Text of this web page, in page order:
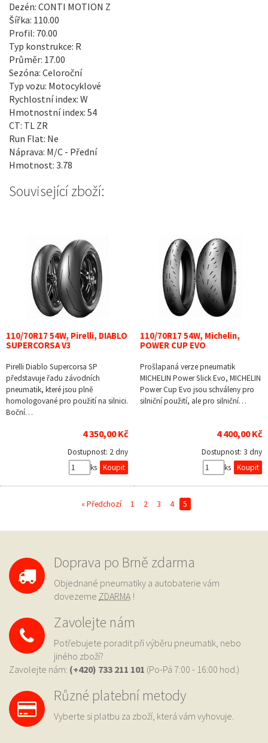
Dezén: CONTI MOTION Z
Šířka: 110.00
Profil: 70.00
Typ konstrukce: R
Průměr: 17.00
Sezóna: Celoroční
Typ vozu: Motocyklové
Rychlostní index: W
Hmotnostní index: 54
CT: TL ZR
Run Flat: Ne
Náprava: M/C - Přední
Hmotnost: 3.78
Související zboží:
110/70R17 54W, Pirelli, DIABLO
SUPERCORSA V3
Pirelli Diablo Supercorsa SP
představuje řadu závodních
pneumatik, které jsou plně
homologované pro použití na silnici.
Boční…
4 350,00 Kč
Dostupnost: 2 dny
ks
110/70R17 54W, Michelin,
POWER CUP EVO
Prošlapaná verze pneumatik
MICHELIN Power Slick Evo, MICHELIN
Power Cup Evo jsou schváleny pro
silniční použití, ale pro silniční…
4 400,00 Kč
Dostupnost: 3 dny
ks
« Předchozí 1 2 3 4 5
Doprava po Brně zdarma
Objednané pneumatiky a autobaterie vám
dovezeme ZDARMA !
Zavolejte nám
Potřebujete poradit při výběru pneumatik, nebo
jiného zboží?
Zavolejte nám: (+420) 733 211 101 (Po-Pá 7:00 - 16:00 hod.)
Různé platební metody
Vyberte si platbu za zboží, která vám vyhovuje.